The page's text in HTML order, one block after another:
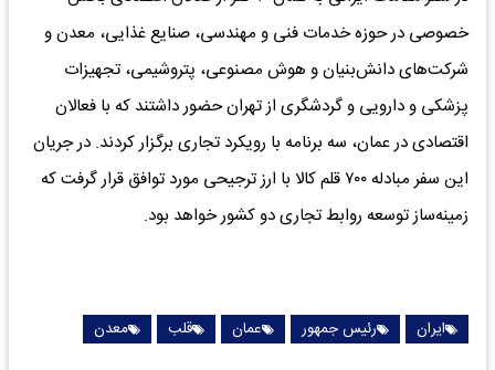
خصوصی در حوزه خدمات فنی و مهندسی، صنایع غذایی، معدن و
شرکت‌های دانش‌‌‌بنیان و هوش مصنوعی، پتروشیمی، تجهیزات
پزشکی و دارویی و گردشگری از تهران حضور داشتند که با فعالان
اقتصادی در عمان، سه برنامه با رویکرد تجاری برگزار کردند. در جریان
این سفر مبادله ۷۰۰ قلم کالا با ارز ترجیحی مورد توافق قرار گرفت که
زمینه‌ساز توسعه روابط تجاری دو کشور خواهد بود.
ایران رئیس جمهور عمان قلب معدن